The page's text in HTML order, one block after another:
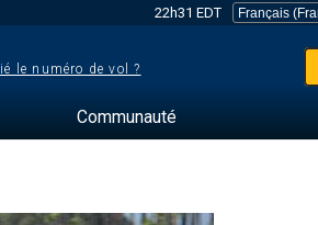
22h31 EDT
le numéro de vol ?
Communauté